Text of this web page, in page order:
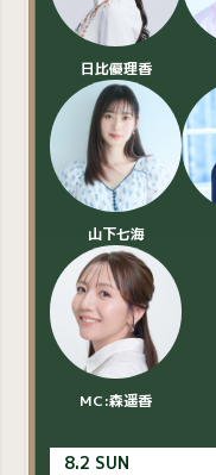
日比優理香
山下七海
MC:森遥香
8.2 SUN